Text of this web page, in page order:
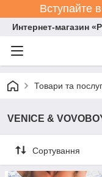
Вступайте
Интернет-магазин
Товари та
VENICE &
Сортування